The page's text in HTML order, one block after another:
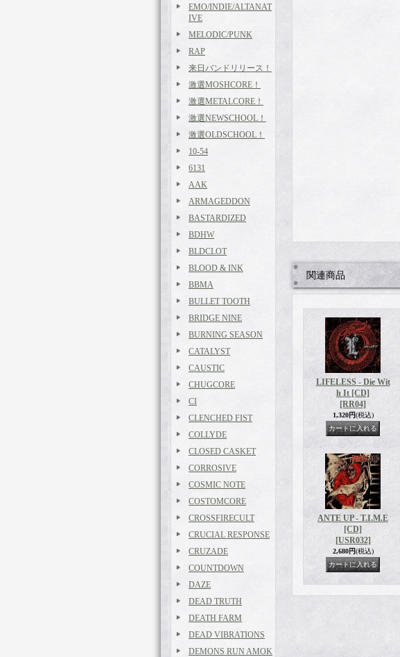
EMO/INDIE/ALTANAT
IVE
MELODIC/PUNK
RAP
来日バンドリリース！
激選MOSHCORE！
激選METALCORE！
激選NEWSCHOOL！
激選OLDSCHOOL！
10-54
6131
AAK
ARMAGEDDON
BASTARDIZED
BDHW
BLDCLOT
BLOOD & INK
BBMA
BULLET TOOTH
BRIDGE NINE
BURNING SEASON
CATALYST
CAUSTIC
CHUGCORE
CI
CLENCHED FIST
COLLYDE
CLOSED CASKET
CORROSIVE
COSMIC NOTE
COSTOMCORE
CROSSFIRECULT
CRUCIAL RESPONSE
CRUZADE
COUNTDOWN
DAZE
DEAD TRUTH
DEATH FARM
DEAD VIBRATIONS
DEMONS RUN AMOK
関連商品
LIFELESS - Die Wit
h It [CD]
[RR04]
1,320円(税込)
ANTE UP - T.I.M.E
[CD]
[USR032]
2,680円(税込)